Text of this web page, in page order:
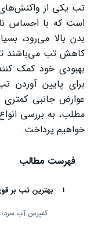
تب یکی از
است که با احساس
بدن بالا می‌رود،
کاهش تب می‌باشند تا
بهبودی خود کمک
برای پایین آوردن
عوارض جانبی کمتری
مطلب، به بررسی
خواهیم پرداخت.
فهرست مطالب
بهترین تب بر
کمپرس آب